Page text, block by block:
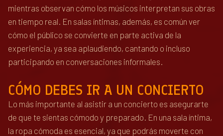
mientras observan cómo los músicos interpretan sus obras
en tiempo real. En salas íntimas, además, es común ver
cómo el público se convierte en parte activa de la
experiencia, ya sea aplaudiendo, cantando o incluso
participando en conversaciones informales.
CÓMO DEBES IR A UN CONCIERTO
Lo más importante al asistir a un concierto es asegurarte
de que te sientas cómodo y preparado. En una sala íntima,
la ropa cómoda es esencial, ya que podrás moverte con